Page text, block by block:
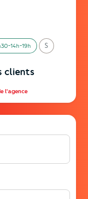
14h-19h S
amedi
clients
l'agence